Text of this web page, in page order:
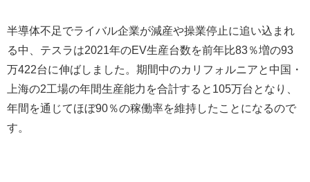
半導体不足でライバル企業が減産や操業停止に追い込まれ
る中、テスラは2021年のEV生産台数を前年比83％増の93
万422台に伸ばしました。期間中のカリフォルニアと中国・
上海の2工場の年間生産能力を合計すると 105万台となり、
年間を通じてほぼ90％の稼働率を維持したことになるので
す。